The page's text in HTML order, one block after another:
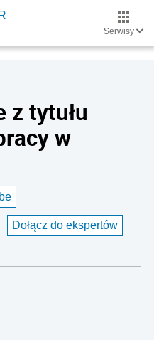
Serwisy
z tytułu
w
Dołącz do ekspertów